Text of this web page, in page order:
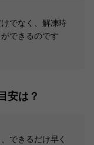
でなく、解凍時
できるのです
安は？
できるだけ早く